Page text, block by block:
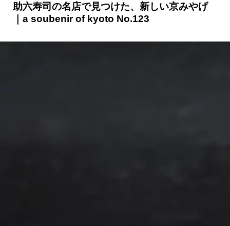
カレーが好き
助六寿司の名店で見つけた、新しい京みやげ
｜a soubenir of kyoto No.123